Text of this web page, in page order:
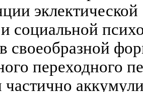
социальной
своеобразной
переходного